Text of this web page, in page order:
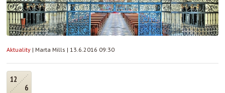
Aktuality | Marta Mills | 13.6.2016 09:30
12
6